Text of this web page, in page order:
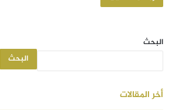
البحث
البحث
أخر المقالات